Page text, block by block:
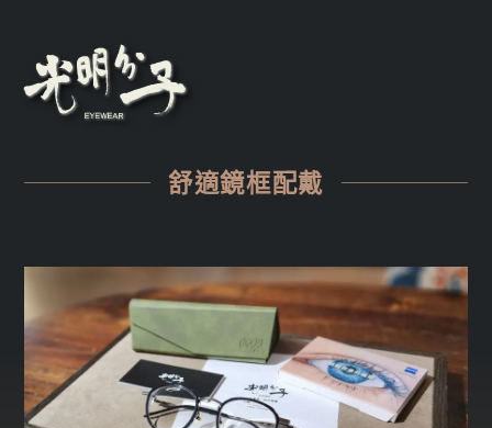
舒適鏡框配戴